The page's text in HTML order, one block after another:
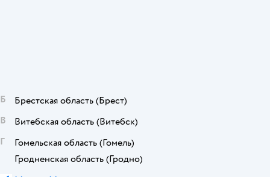
Б Брестская область (Брест)
В
Витебская область (Витебск)
Г
Гомельская область (Гомель)
Гродненская область (Гродно)